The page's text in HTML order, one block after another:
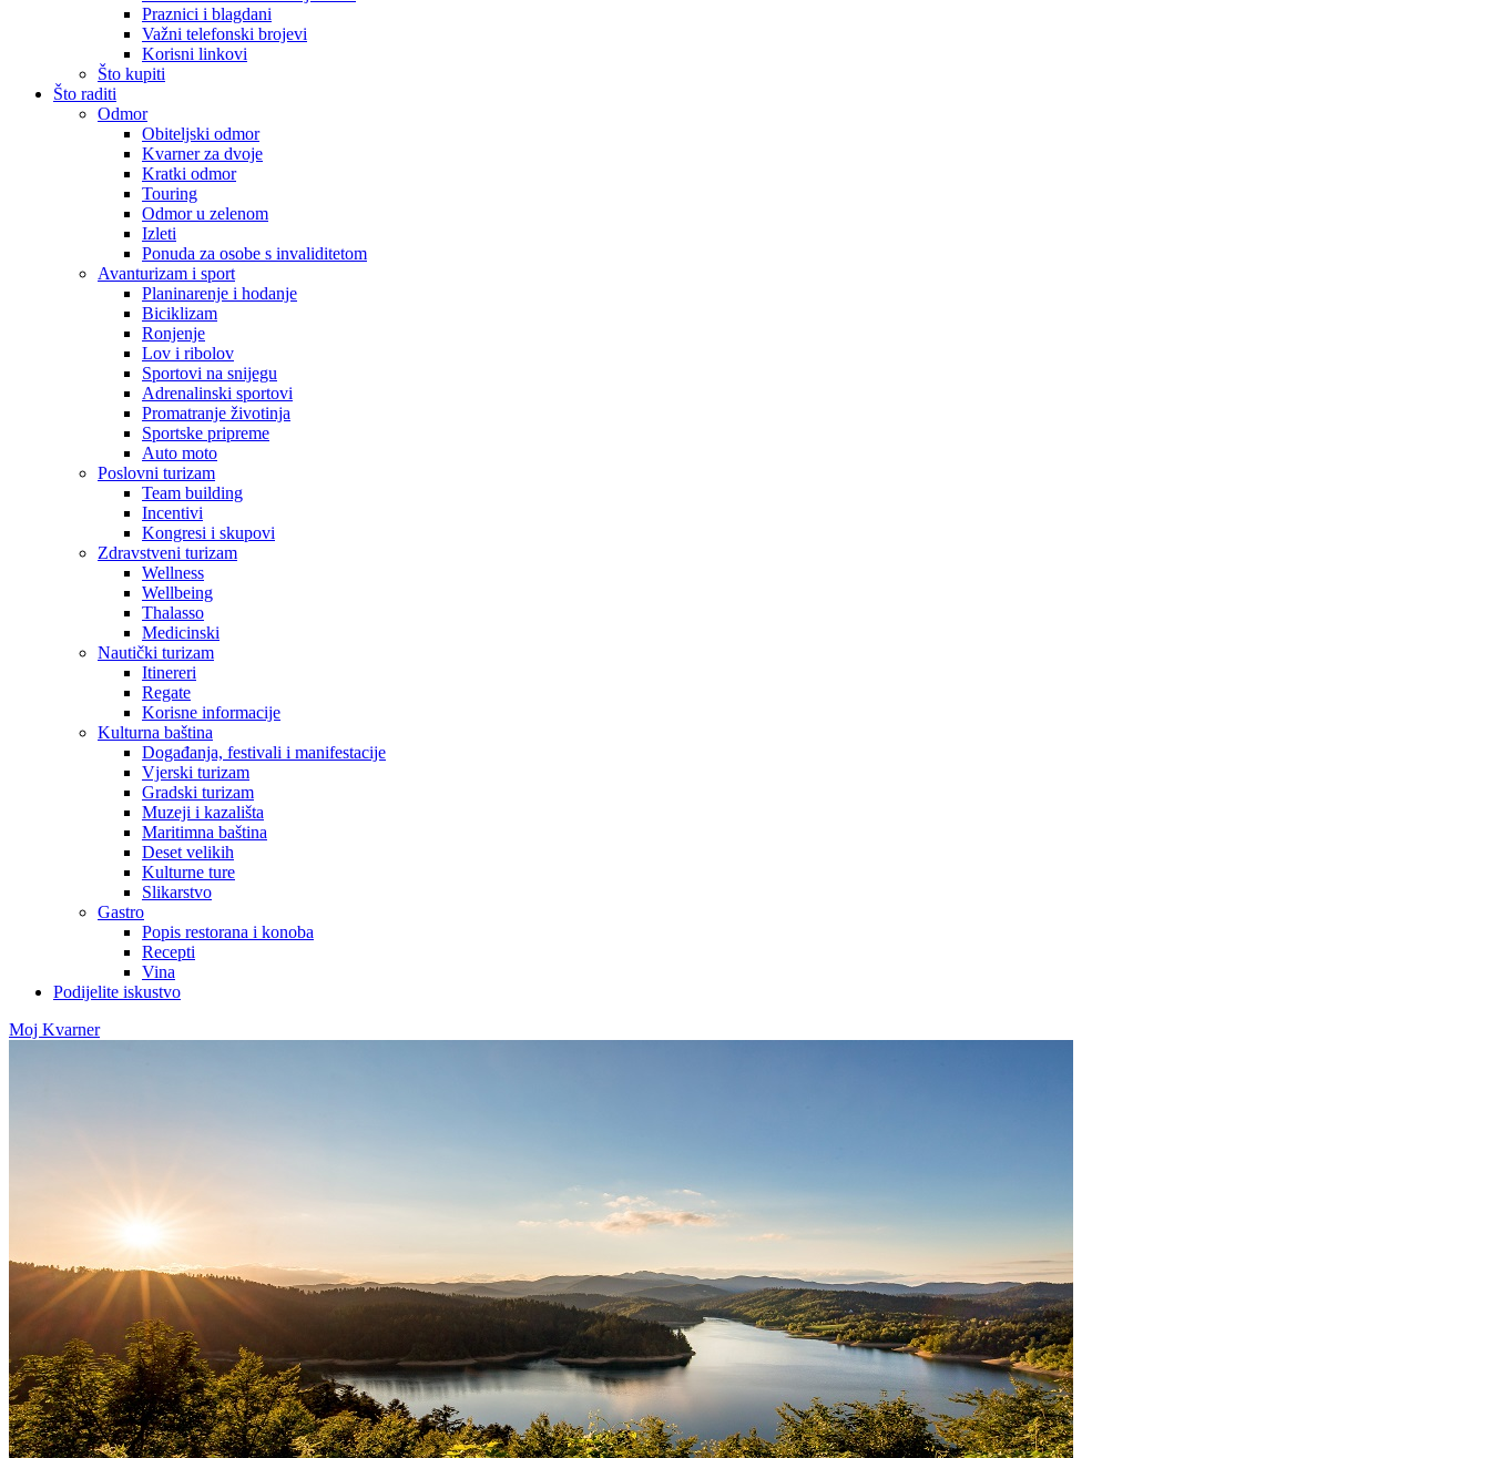
Praznici i blagdani
Važni telefonski brojevi
Korisni linkovi
Što kupiti
Što raditi
Odmor
Obiteljski odmor
Kvarner za dvoje
Kratki odmor
Touring
Odmor u zelenom
Izleti
Ponuda za osobe s invaliditetom
Avanturizam i sport
Planinarenje i hodanje
Biciklizam
Ronjenje
Lov i ribolov
Sportovi na snijegu
Adrenalinski sportovi
Promatranje životinja
Sportske pripreme
Auto moto
Poslovni turizam
Team building
Incentivi
Kongresi i skupovi
Zdravstveni turizam
Wellness
Wellbeing
Thalasso
Medicinski
Nautički turizam
Itinereri
Regate
Korisne informacije
Kulturna baština
Događanja, festivali i manifestacije
Vjerski turizam
Gradski turizam
Muzeji i kazališta
Maritimna baština
Deset velikih
Kulturne ture
Slikarstvo
Gastro
Popis restorana i konoba
Recepti
Vina
Podijelite iskustvo
Moj Kvarner